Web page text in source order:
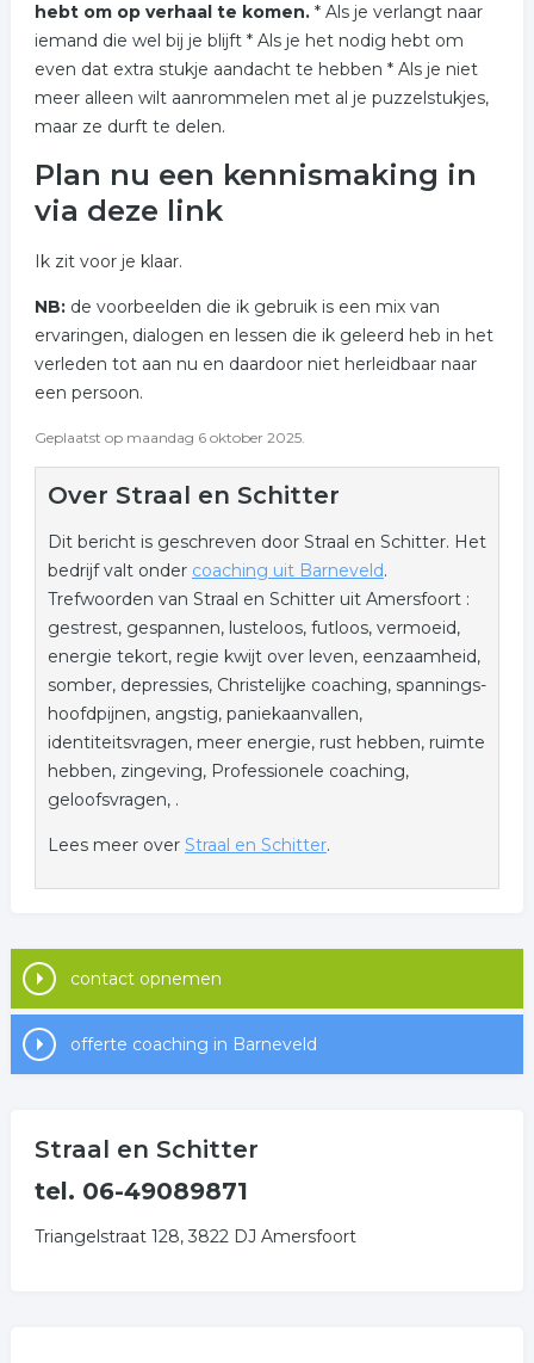
hebt om op verhaal te komen.* Als je verlangt naar
iemand die wel bij je blijft * Als je het nodig hebt om
even dat extra stukje aandacht te hebben * Als je niet
meer alleen wilt aanrommelen met al je puzzelstukjes,
maar ze durft te delen.
Plan nu een kennismaking in
via deze link
Ik zit voor je klaar.
NB:de voorbeelden die ik gebruik is een mix van
ervaringen, dialogen en lessen die ik geleerd heb in het
verleden tot aan nu en daardoor niet herleidbaar naar
een persoon.
Geplaatst op maandag 6 oktober 2025.
Over Straal en Schitter
Dit bericht is geschreven door Straal en Schitter. Het
bedrijf valt onder coaching uit Barneveld.
Trefwoorden van Straal en Schitter uit Amersfoort :
gestrest, gespannen, lusteloos, futloos, vermoeid,
energie tekort, regie kwijt over leven, eenzaamheid,
somber, depressies, Christelijke coaching, spannings-
hoofdpijnen, angstig, paniekaanvallen,
identiteitsvragen, meer energie, rust hebben, ruimte
hebben, zingeving, Professionele coaching,
geloofsvragen, .
Lees meer over Straal en Schitter.
contact opnemen
offerte coaching in Barneveld
Straal en Schitter
tel. 06-49089871
Triangelstraat 128, 3822 DJ Amersfoort